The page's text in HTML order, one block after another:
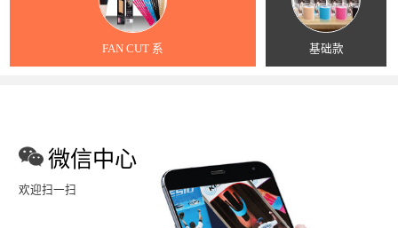
FAN CUT 系 基础款
微信中心
欢迎扫一扫